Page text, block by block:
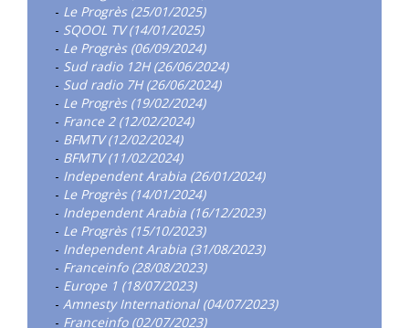
- Le Progrès (25/01/2025)
- SQOOL TV (14/01/2025)
- Le Progrès (06/09/2024)
- Sud radio 12H (26/06/2024)
- Sud radio 7H (26/06/2024)
- Le Progrès (19/02/2024)
- France 2 (12/02/2024)
- BFMTV (12/02/2024)
- BFMTV (11/02/2024)
- Independent Arabia (26/01/2024)
- Le Progrès (14/01/2024)
- Independent Arabia (16/12/2023)
- Le Progrès (15/10/2023)
- Independent Arabia (31/08/2023)
- Franceinfo (28/08/2023)
- Europe 1 (18/07/2023)
- Amnesty International (04/07/2023)
- Franceinfo (02/07/2023)